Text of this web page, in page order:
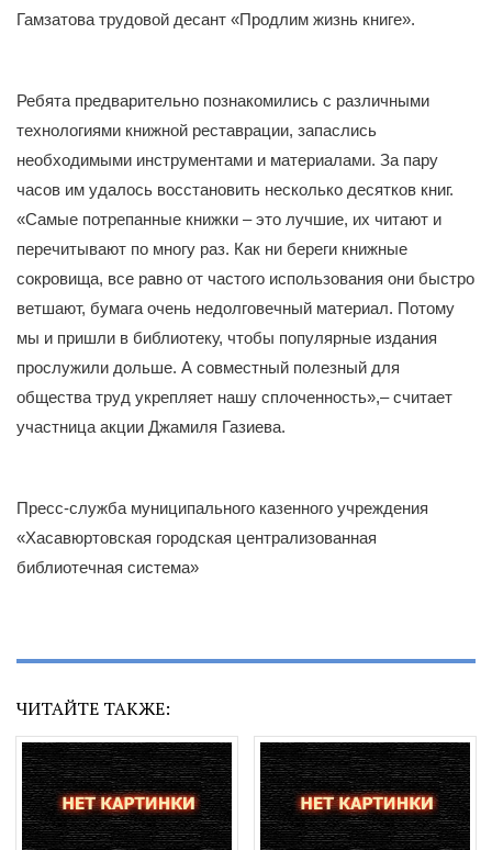
Гамзатова трудовой десант «Продлим жизнь книге».
Ребята предварительно познакомились с различными
технологиями книжной реставрации, запаслись
необходимыми инструментами и материалами. За пару
часов им удалось восстановить несколько десятков книг.
«Самые потрепанные книжки – это лучшие, их читают и
перечитывают по многу раз. Как ни береги книжные
сокровища, все равно от частого использования они быстро
ветшают, бумага очень недолговечный материал. Потому
мы и пришли в библиотеку, чтобы популярные издания
прослужили дольше. А совместный полезный для
общества труд укрепляет нашу сплоченность»,– считает
участница акции Джамиля Газиева.
Пресс-служба муниципального казенного учреждения
«Хасавюртовская городская централизованная
библиотечная система»
ЧИТАЙТЕ ТАКЖЕ: